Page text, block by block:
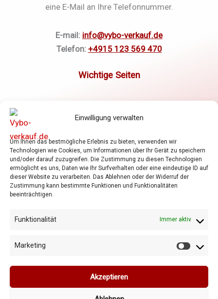
Einwilligung verwalten
Um Ihnen das bestmögliche Erlebnis zu bieten, verwenden wir
Technologien wie Cookies, um Informationen über Ihr Gerät zu speichern
und/oder darauf zuzugreifen. Die Zustimmung zu diesen Technologien
ermöglicht es uns, Daten wie Ihr Surfverhalten oder eine eindeutige ID auf
dieser Website zu verarbeiten. Das Ablehnen oder der Widerruf der
Zustimmung kann bestimmte Funktionen und Funktionalitäten
beeinträchtigen.
Funktionalität Immer aktiv
Marketing
Akzeptieren
eine E-Mail an Ihre Telefonnummer.
E-mail: info@vybo-verkauf.de
Telefon: +4915 123 569 470
Frequenzumrichter
Shop
Warenkorb
Allgemeine Geschäftsbedingungen
Datenschutzrichtlinie
Copyright © 2026 Vybo-verkauf.de